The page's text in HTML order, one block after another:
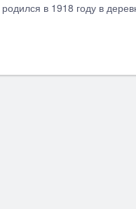
в 1918 году в